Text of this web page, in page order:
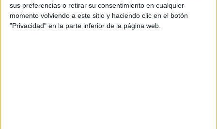
sus preferencias o retirar su consentimiento en cualquier
momento volviendo a este sitio y haciendo clic en el botón
"Privacidad" en la parte inferior de la página web.